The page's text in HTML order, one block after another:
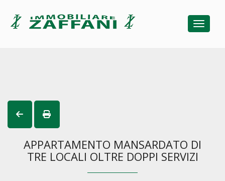
APPARTAMENTO MANSARDATO DI
TRE LOCALI OLTRE DOPPI SERVIZI